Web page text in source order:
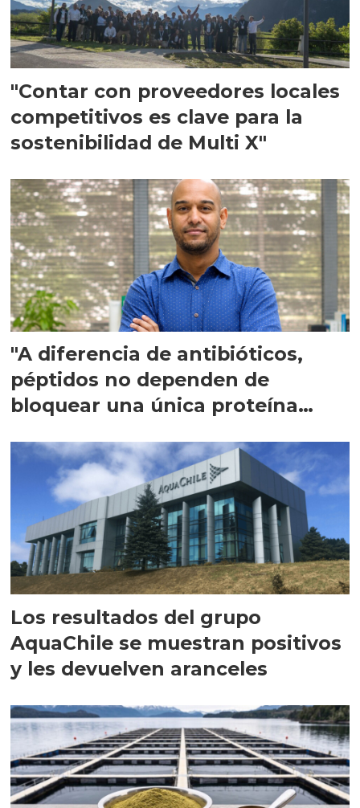
"Contar con proveedores locales
competitivos es clave para la
sostenibilidad de Multi X"
"A diferencia de antibióticos,
péptidos no dependen de
bloquear una única proteína
Los resultados del grupo
AquaChile se muestran positivos
y les devuelven aranceles